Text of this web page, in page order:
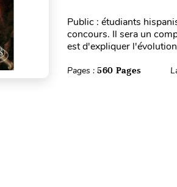
Public : étudiants
concours. Il sera un
est d'expliquer
Pages : 560 Pages